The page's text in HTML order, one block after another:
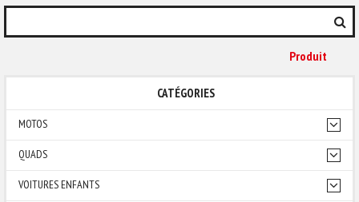
Produit
CATÉGORIES
MOTOS
QUADS
VOITURES ENFANTS